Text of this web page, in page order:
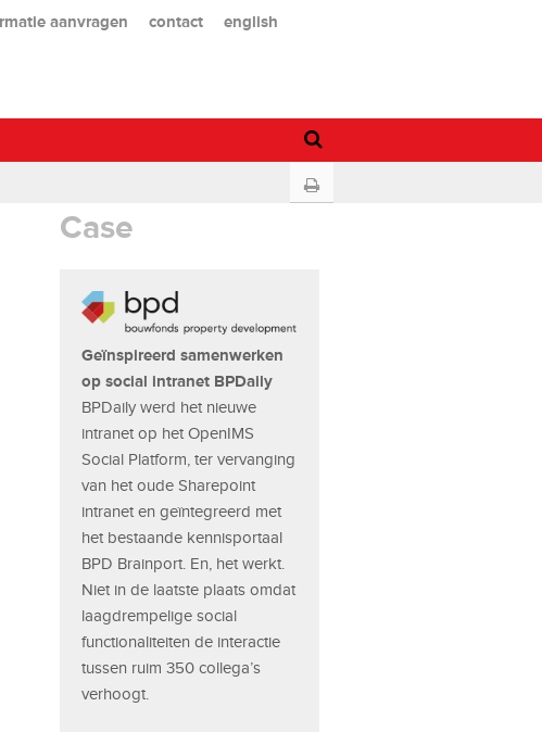
aanvragen contact english
Case
Geïnspireerd samenwerken
op social intranet BPDaily
BPDaily werd het nieuwe
intranet op het OpenIMS
Social Platform, ter vervanging
van het oude Sharepoint
intranet en geïntegreerd met
het bestaande kennisportaal
BPD Brainport. En, het werkt.
Niet in de laatste plaats omdat
laagdrempelige social
functionaliteiten de interactie
tussen ruim 350 collega’s
verhoogt.